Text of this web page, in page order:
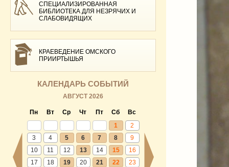
СПЕЦИАЛИЗИРОВАННАЯ
БИБЛИОТЕКА ДЛЯ НЕЗРЯЧИХ И
СЛАБОВИДЯЩИХ
КРАЕВЕДЕНИЕ ОМСКОГО
ПРИИРТЫШЬЯ
КАЛЕНДАРЬ СОБЫТИЙ
АВГУСТ 2026
Пн Вт Ср Чт Пт Сб
Вс
1
2
3
4 5 6 7 8
9
10
11 12 13 14 15
16
17
18 19 20 21 22
23